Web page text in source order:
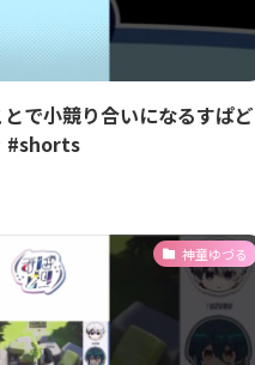
とで小競り合いになるすぱど
#shorts
神童ゆづる